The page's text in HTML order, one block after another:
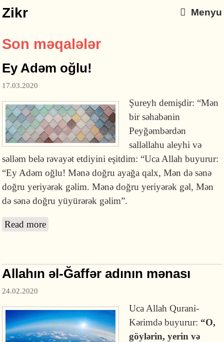
Zikr Menyu
Son məqalələr
Ey Adəm oğlu!
17.03.2020
Şureyh demişdir: “Mən
bir səhabənin
Peyğəmbərdən
salləllahu aleyhi və
səlləm belə rəvayət etdiyini eşitdim: “Uca Allah buyurur:
“Ey Adəm oğlu! Mənə doğru ayağa qalx, Mən də sənə
doğru yeriyərək gəlim. Mənə doğru yeriyərək gəl, Mən
də sənə doğru yüyürərək gəlim”.
Read more
Allahın əl-Ğaffər adının mənası
24.02.2020
Uca Allah Qurani-
Kərimdə buyurur: “O,
göylərin, yerin və